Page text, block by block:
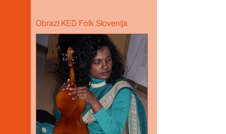
Obrazi KED Folk Slovenija